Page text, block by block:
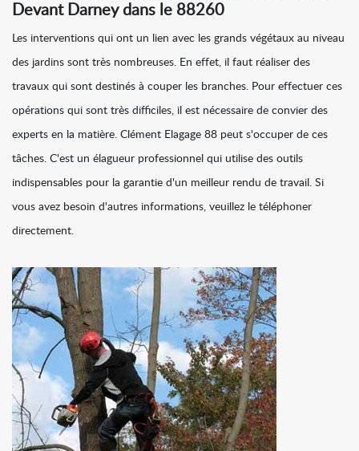
Devant Darney dans le 88260
Les interventions qui ont un lien avec les grands végétaux au niveau
des jardins sont très nombreuses. En effet, il faut réaliser des
travaux qui sont destinés à couper les branches. Pour effectuer ces
opérations qui sont très difficiles, il est nécessaire de convier des
experts en la matière. Clément Elagage 88 peut s'occuper de ces
tâches. C'est un élagueur professionnel qui utilise des outils
indispensables pour la garantie d'un meilleur rendu de travail. Si
vous avez besoin d'autres informations, veuillez le téléphoner
directement.